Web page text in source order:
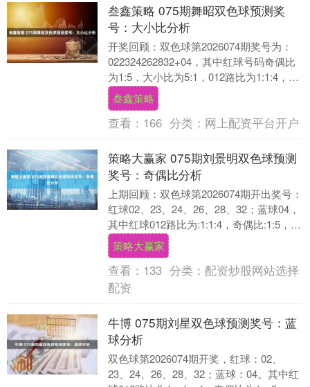
叁鑫策略 075期舞昭双色球预测奖
号：大小比分析
开奖回顾：双色球第2026074期奖号为：
022324262832+04，其中红球号码奇偶比
为1:5，大小比为5:1，012路比为1:1:4，三
区比为1:0:5....
叁鑫策略
查看： 166 分类： 网上配资平台开户
策略大赢家 075期刘景明双色球预测
奖号：奇偶比分析
上期回顾：双色球第2026074期开出奖号：
红球02、23、24、26、28、32；蓝球04，
其中红球012路比为:1:1:4，奇偶比:1:5，蓝
球开出一区号码....
策略大赢家
查看： 133 分类： 配资炒股网站选择
配资
牛博 075期刘星双色球预测奖号：蓝
球分析
双色球第2026074期开奖，红球：02、
23、24、26、28、32；蓝球：04。其中红